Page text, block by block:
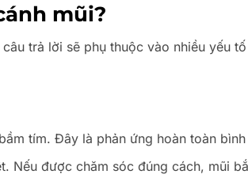
mũi?
trả lời sẽ phụ thuộc vào nhiều yếu
tím. Đây là phản ứng hoàn toàn
Nếu được chăm sóc đúng cách, mũi